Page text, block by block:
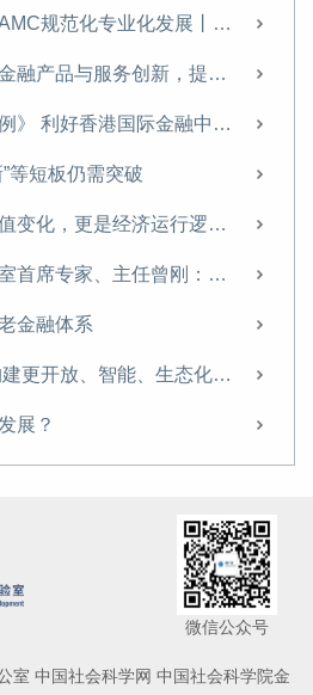
新规出台，助力地方AMC规范化专业化发展丨曾刚专栏
曾刚专访：做好养老金融产品与服务创新，提升国民养老意识与养老储备
香港推出《稳定币条例》 利好香港国际金融中心建设
等短板仍需突破
低利率时代不仅是数值变化，更是经济运行逻辑的转变
上海金融与发展实验室首席专家、主任曾刚：聚焦培养新动能，以科技创新服务壮大耐心资本
金融体系
深化场景金融建设 构建更开放、智能、生态化的金融服务体系
展？
微信公众号
室 中国社会科学网 中国社会科学院金